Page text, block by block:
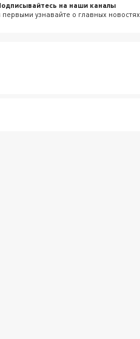
на наши каналы
первыми узнавайте о главных